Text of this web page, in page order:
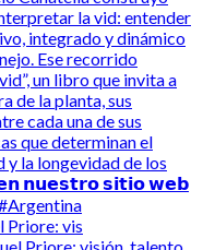
Priore: vis